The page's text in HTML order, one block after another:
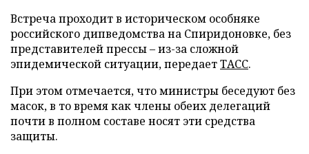
Встреча проходит в историческом особняке
российского дипведомства на Спиридоновке, без
представителей прессы – из-за сложной
эпидемической ситуации, передаетТАСС.
При этом отмечается, что министры беседуют без
масок, в то время как члены обеих делегаций
почти в полном составе носят эти средства
защиты.